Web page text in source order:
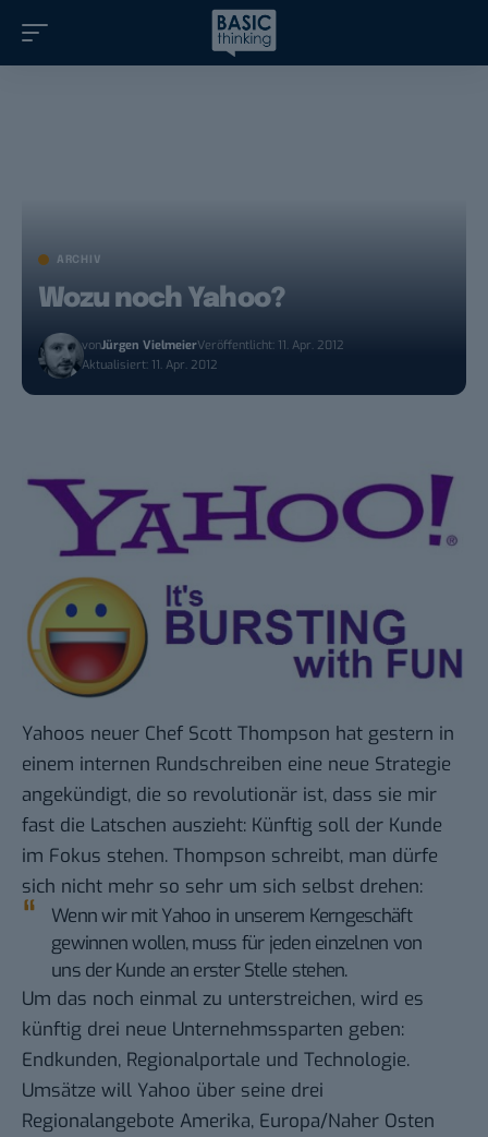
ARCHIV
Wozu noch Yahoo?
vonJürgen VielmeierVeröffentlicht: 11. Apr. 2012
Aktualisiert: 11. Apr. 2012
Yahoos neuer Chef Scott Thompson hat gestern in
einem internen Rundschreiben eine neue Strategie
angekündigt, die so revolutionär ist, dass sie mir
fast die Latschen auszieht: Künftig soll der Kunde
im Fokus stehen. Thompson schreibt, man dürfe
sich nicht mehr so sehr um sich selbst drehen:
Wenn wir mit Yahoo in unserem Kerngeschäft
gewinnen wollen, muss für jeden einzelnen von
uns der Kunde an erster Stelle stehen.
Um das noch einmal zu unterstreichen, wird es
künftig drei neue Unternehmssparten geben:
Endkunden, Regionalportale und Technologie.
Umsätze will Yahoo über seine drei
Regionalangebote Amerika, Europa/Naher Osten